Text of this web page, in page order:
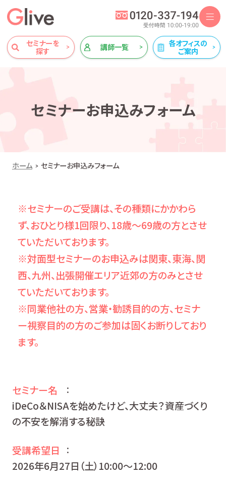
セミナーを
探す
講師一覧
各オフィスの
ご案内
セミナーお申込みフォーム
ホーム セミナーお申込みフォーム
※セミナーのご受講は、その種類にかかわら
ず、おひとり様1回限り、18歳～69歳の方とさせ
ていただいております。
※対面型セミナーのお申込みは関東、東海、関
西、九州、出張開催エリア近郊の方のみとさせ
ていただいております。
※同業他社の方、営業・勧誘目的の方、セミナ
ー視察目的の方のご参加は固くお断りしており
ます。
セミナー名 ：
iDeCo＆NISAを始めたけど、大丈夫？資産づくり
の不安を解消する秘訣
受講希望日 ：
2026年6月27日（土）10:00〜12:00